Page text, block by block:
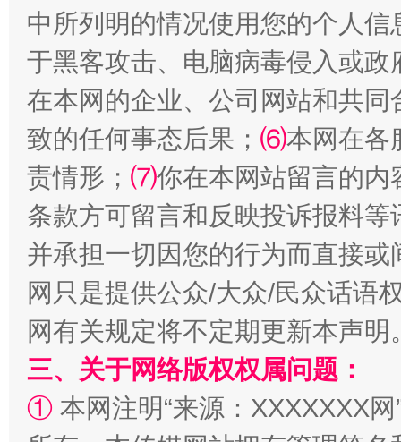
国家大学科技园优化重塑工作
扯下公款旅游的“隐身衣” 如何以
中所列明的情况使用您的个人
于黑客攻击、电脑病毒侵入或
在本网的企业、公司网站和共
致的任何事态后果； ⑹本网在各
责情形； ⑺你在本网站留言的内
条款方可留言和反映投诉报料
并承担一切因您的行为而直接
网只是提供公众/大众/民众话语
网有关规定将不定期更新本声明
三、关于网络版权权属问题：
① 本网注明“来源：XXXXXXX